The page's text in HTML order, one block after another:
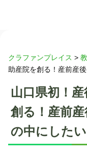
クラファンプレイス >
助産院を創る！産前産
山口県初！
創る！産前
の中にしたい